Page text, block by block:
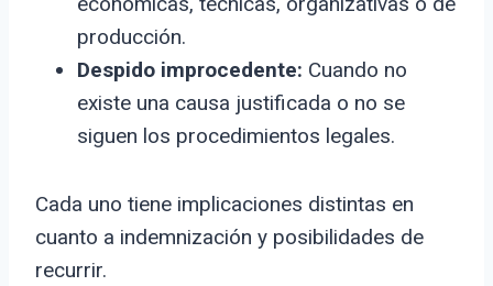
producción.
Despido improcedente: Cuando no
existe una causa justificada o no se
siguen los procedimientos legales.
Cada uno tiene implicaciones distintas en
cuanto a indemnización y posibilidades de
recurrir.